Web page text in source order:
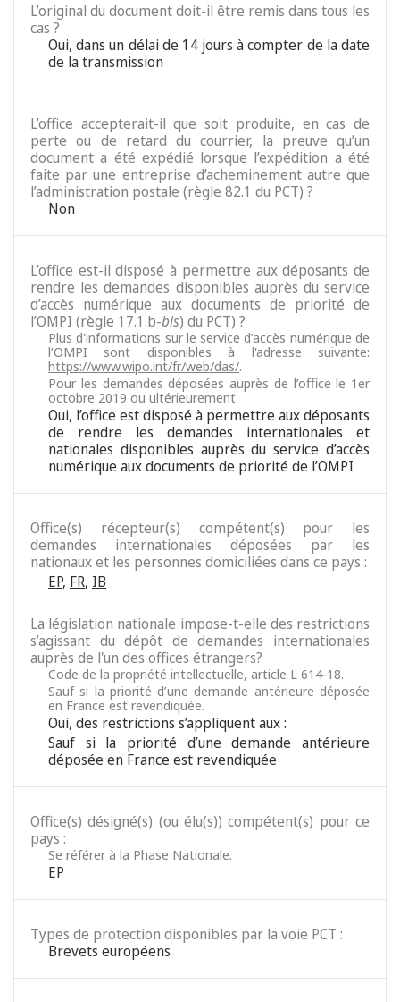
L’original du document doit-il être remis dans tous les
cas ?
Oui, dans un délai de 14 jours à compter de la date
de la transmission
L’office accepterait-il que soit produite, en cas de
perte ou de retard du courrier, la preuve qu’un
document a été expédié lorsque l’expédition a été
faite par une entreprise d’acheminement autre que
l’administration postale (règle 82.1 du PCT) ?
Non
L’office est-il disposé à permettre aux déposants de
rendre les demandes disponibles auprès du service
d’accès numérique aux documents de priorité de
l’OMPI (règle 17.1.b-bis) du PCT) ?
Plus d'informations sur le service d’accès numérique de
l’OMPI sont disponibles à l'adresse suivante:
https://www.wipo.int/fr/web/das/.
Pour les demandes déposées auprès de l’office le 1er
octobre 2019 ou ultérieurement
Oui, l’office est disposé à permettre aux déposants
de rendre les demandes internationales et
nationales disponibles auprès du service d’accès
numérique aux documents de priorité de l’OMPI
Office(s) récepteur(s) compétent(s) pour les
demandes internationales déposées par les
nationaux et les personnes domiciliées dans ce pays :
EP, FR, IB
La législation nationale impose-t-elle des restrictions
s’agissant du dépôt de demandes internationales
auprès de l'un des offices étrangers?
Code de la propriété intellectuelle, article L 614-18.
Sauf si la priorité d’une demande antérieure déposée
en France est revendiquée.
Oui, des restrictions s’appliquent aux :
Sauf si la priorité d’une demande antérieure
déposée en France est revendiquée
Office(s) désigné(s) (ou élu(s)) compétent(s) pour ce
pays :
Se référer à la Phase Nationale.
EP
Types de protection disponibles par la voie PCT :
Brevets européens